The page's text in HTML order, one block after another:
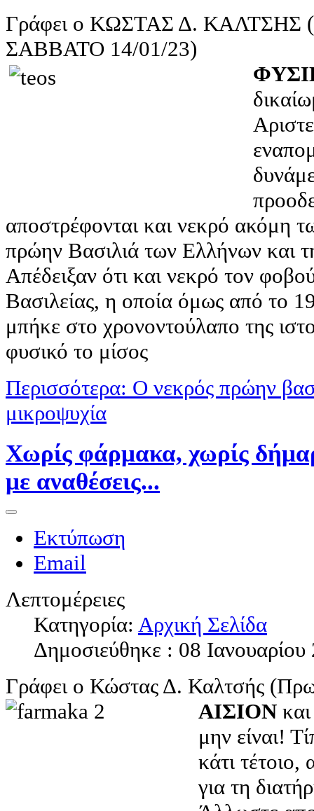
Γράφει ο ΚΩΣΤΑΣ Δ.
ΣΑΒΒΑΤΟ 14/01/23)
αποστρέφονται και νεκρό ακόμη
πρώην Βασιλιά των Ελλήνων και
Απέδειξαν ότι και νεκρό τον
Βασιλείας, η οποία όμως από το
μπήκε στο χρονοντούλαπο της
φυσικό το μίσος
Περισσότερα: Ο νεκρός πρώην
μικροψυχία
Χωρίς φάρμακα, χωρίς
με αναθέσεις...
Εκτύπωση
Email
Λεπτομέρειες
Κατηγορία: Αρχική Σελίδα
Δημοσιεύθηκε : 08 Ιανουαρίου
Γράφει ο Κώστας Δ. Καλτσής
ΑΙΣΙΟΝ
μην είναι!
κάτι τέτοιο,
για τη